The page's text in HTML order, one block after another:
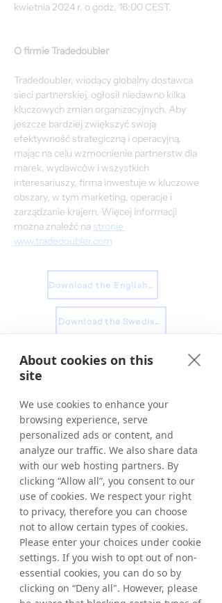
kwietnia 2024 r. o godz. 16:00 CEST.
O firmie Tradedoubler
Tradedoubler, wiodący globalny dostawca
sieci partnerskiej, ogłosił niedawno kilka
kluczowych zmian organizacyjnych. Aby
jeszcze bardziej zwiększyć swoją
efektywność strategiczną i operacyjną,
mając na celu wzmocnienie partnerstw dla
marek, wydawców i wszystkich
interesariuszy, firma inwestuje w kluczowe
obszary, w tym marketing, operacje i
zarządzanie krajem. Więcej informacji
można znaleźć na stronie
www.tradedoubler.com
Download the English Press Release
Download the Swedish Press Release
About cookies on this
site
We use cookies to enhance your
browsing experience, serve
personalized ads or content, and
analyze our traffic. We also share data
with our web hosting partners. By
clicking “Allow all”, you consent to our
use of cookies. We respect your right
to privacy, therefore you can choose
not to allow certain types of cookies.
Please enter your choices under cookie
settings. If you wish to opt out of non-
essential cookies, you can do so by
clicking on “Deny all". However, please